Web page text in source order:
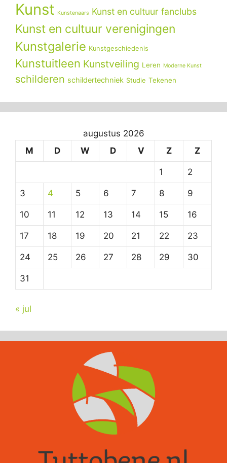
Kunst Kunstenaars Kunst en cultuur fanclubs
Kunst en cultuur verenigingen
Kunstgalerie Kunstgeschiedenis
Kunstuitleen Kunstveiling Leren Moderne Kunst
schilderen schildertechniek Studie Tekenen
augustus 2026
M
D W D V Z Z
1 2
3 4 5 6 7 8 9
10 11 12 13 14 15 16
17 18 19 20 21 22 23
24 25 26 27 28 29 30
31
« jul